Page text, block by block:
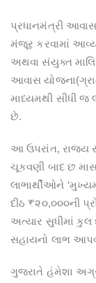
પ્રધાનમંત્રી
મંજૂર કરવામાં
અથવા સંયુક્ત
આવાસ
માધ્યમથી સીધી જ
છે.
આ ઉપરાંત, રાજય
ચૂકવણી બાદ છ
લાભાર્થીઓને
દીઠ ₹૨૦,૦૦૦ની
અત્યાર સુધીમાં કુલ
સહાયનો લાભ
ગુજરાતે હંમેશા